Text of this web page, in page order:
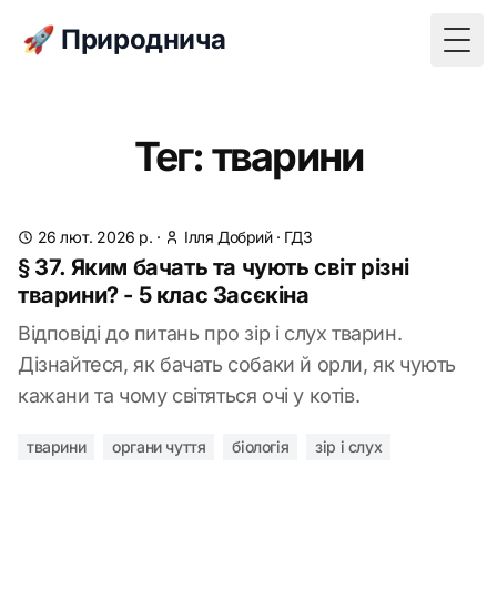
🚀 Природнича
Тег: тварини
26 лют. 2026 р. · Ілля Добрий· ГДЗ
§ 37. Яким бачать та чують світ різні
тварини? - 5 клас Засєкіна
Відповіді до питань про зір і слух тварин.
Дізнайтеся, як бачать собаки й орли, як чують
кажани та чому світяться очі у котів.
тварини органи чуття біологія зір і слух